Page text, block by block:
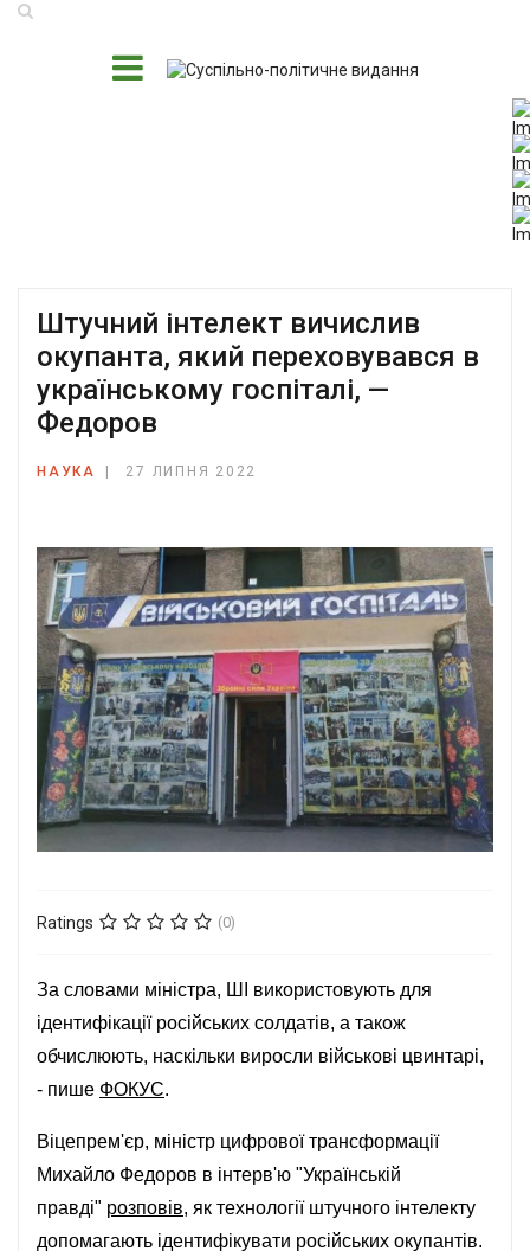
Штучний інтелект вичислив
окупанта, який переховувався в
українському госпіталі, —
Федоров
НАУКА 27 ЛИПНЯ 2022
Ratings (0)
За словами міністра, ШІ використовують для
ідентифікації російських солдатів, а також
обчислюють, наскільки виросли військові цвинтарі,
- пише ФОКУС.
Віцепрем'єр, міністр цифрової трансформації
Михайло Федоров в інтерв'ю "Українській
правді" розповів, як технології штучного інтелекту
допомагають ідентифікувати російських окупантів.